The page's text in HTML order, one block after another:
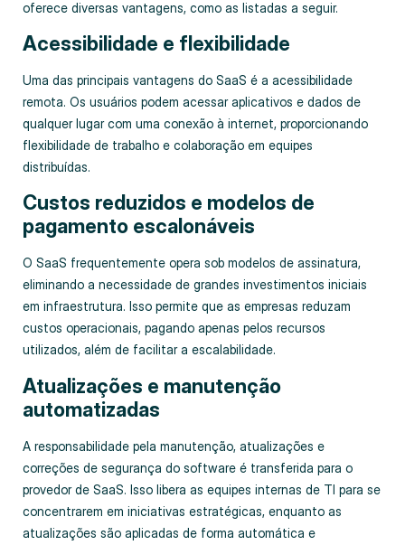
oferece diversas vantagens, como as listadas a seguir.
Acessibilidade e flexibilidade
Uma das principais vantagens do SaaS é a acessibilidade
remota. Os usuários podem acessar aplicativos e dados de
qualquer lugar com uma conexão à internet, proporcionando
flexibilidade de trabalho e colaboração em equipes
distribuídas.
Custos reduzidos e modelos de
pagamento escalonáveis
O SaaS frequentemente opera sob modelos de assinatura,
eliminando a necessidade de grandes investimentos iniciais
em infraestrutura. Isso permite que as empresas reduzam
custos operacionais, pagando apenas pelos recursos
utilizados, além de facilitar a escalabilidade.
Atualizações e manutenção
automatizadas
A responsabilidade pela manutenção, atualizações e
correções de segurança do software é transferida para o
provedor de SaaS. Isso libera as equipes internas de TI para se
concentrarem em iniciativas estratégicas, enquanto as
atualizações são aplicadas de forma automática e